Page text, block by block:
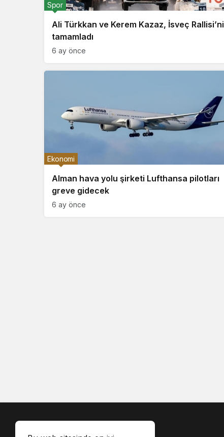
Ali Türkkan ve Kerem Kazaz, İsveç Rallisi’ni
tamamladı
Spor
6 ay önce
Alman hava yolu şirketi Lufthansa pilotları
greve gidecek
Ekonomi
6 ay önce